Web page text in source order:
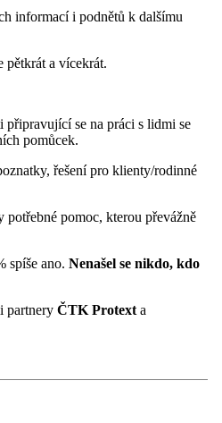
informací i podnětů k dalšímu
pětkrát a vícekrát.
se na práci s lidmi se
pomůcek.
řešení pro klienty/rodinné
potřebné pomoc, kterou převážně
spíše ano. Nenašel se nikdo, kdo
partnery ČTK Protext a